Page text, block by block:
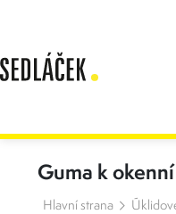
Guma k
Hlavní strana